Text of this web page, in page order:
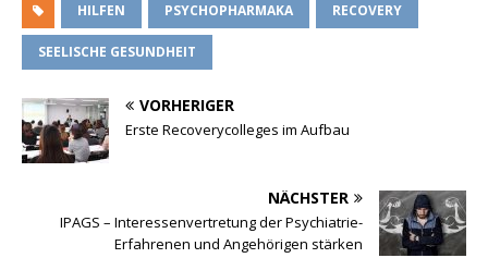
HILFEN PSYCHOPHARMAKA RECOVERY
SEELISCHE GESUNDHEIT
VORHERIGER
Erste Recoverycolleges im Aufbau
NÄCHSTER
IPAGS – Interessenvertretung der Psychiatrie-
Erfahrenen und Angehörigen stärken